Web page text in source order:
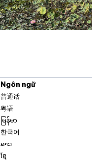
Ngôn ngữ
普通话
粤语
မြန်မာ
한국어
ລາວ
ខ្មែ